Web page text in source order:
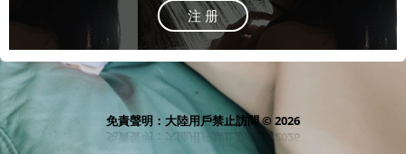
注 册
免責聲明：大陸用戶禁止訪問 © 2026